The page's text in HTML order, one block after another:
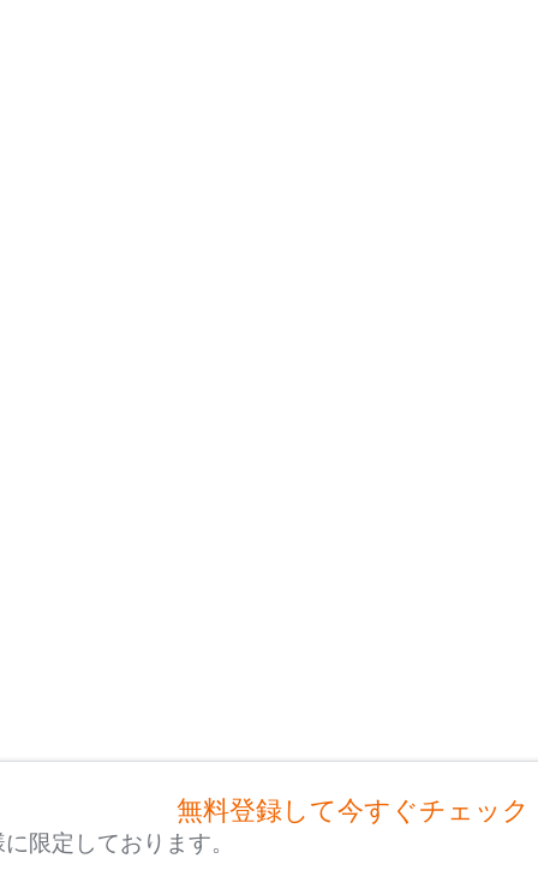
無料登録して今すぐチェック
限定しております。